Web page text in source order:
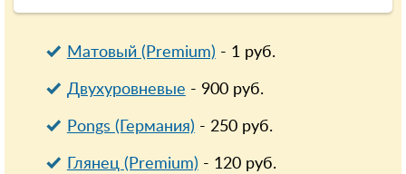
Матовый (Premium) - 1руб.
Двухуровневые - 900руб.
Pongs (Германия) - 250руб.
Глянец (Premium) - 120руб.